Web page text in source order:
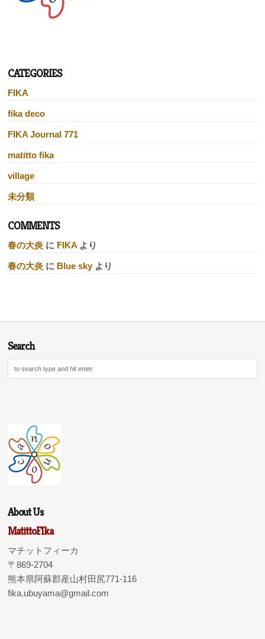
CATEGORIES
FIKA
fika deco
FIKA Journal 771
matitto fika
village
未分類
COMMENTS
春の大炎 に FIKA より
春の大炎 に Blue skyより
Search
About Us
MatittoFIka
マチットフィーカ
〒869-2704
熊本県阿蘇郡産山村田尻771-116
fika.ubuyama@gmail.com